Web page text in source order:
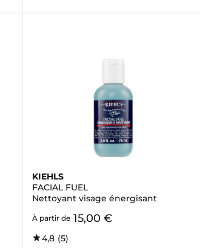
KIEHLS
FACIAL FUEL
Nettoyant visage énergisant
À partir de 15,00 €
4,8 (5)